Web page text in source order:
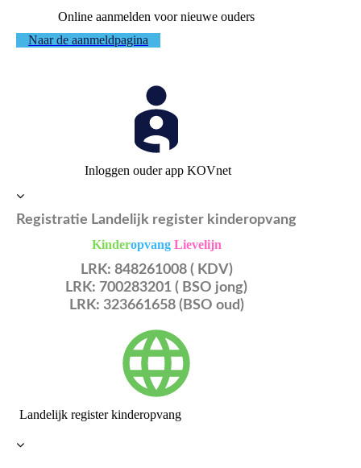
Online aanmelden voor nieuwe ouders
Naar de aanmeldpagina
Inloggen ouder app KOVnet
Registratie Landelijk register kinderopvang
KinderopvangLievelijn
LRK: 848261008 ( KDV)
LRK: 700283201 ( BSO jong)
LRK: 323661658 (BSO oud)
Landelijk register kinderopvang